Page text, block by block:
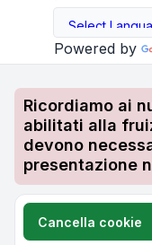
Powered by
Ricordiamo ai
abilitati alla
devono
presentazione
Cancella cookie